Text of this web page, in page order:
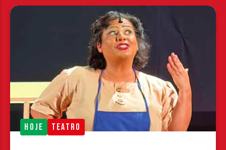
HOJE TEATRO